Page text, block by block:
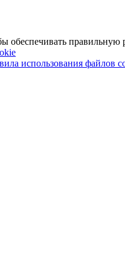
правильную
использования файлов